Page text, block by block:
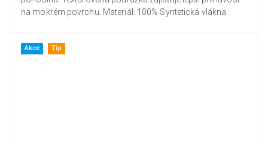
na mokrém povrchu. Materiál: 100% Syntetická vlákna
Akce Tip